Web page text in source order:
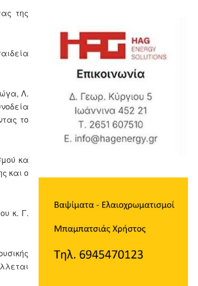
της
Λ.
το
κα
και ο
κ. Γ.